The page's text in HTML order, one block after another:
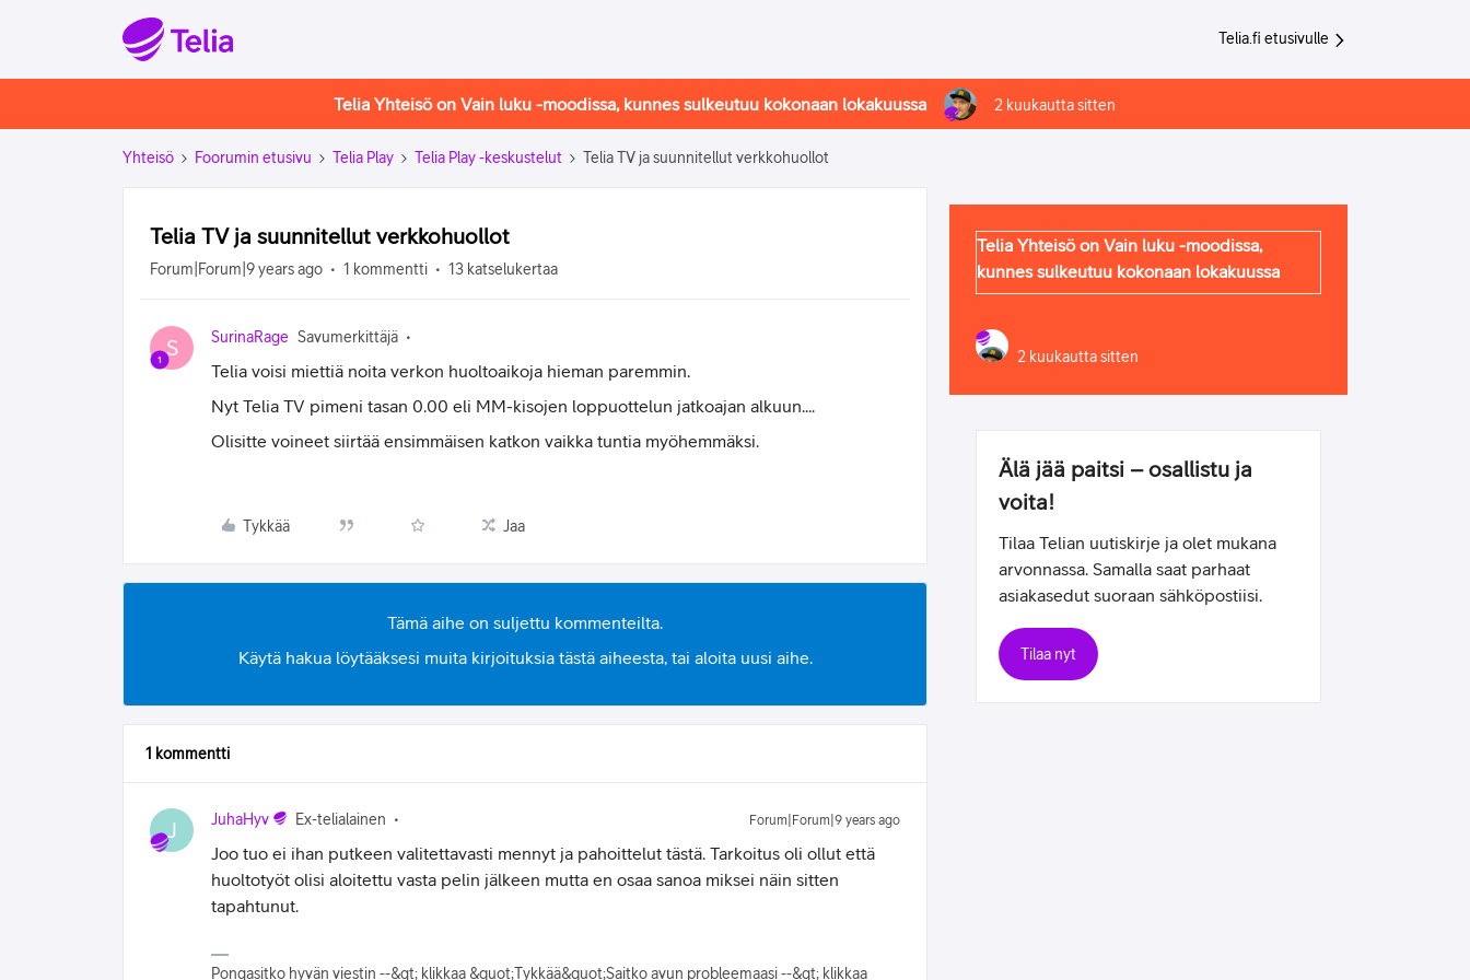
Telia.fi etusivulle
Telia Yhteisö on Vain luku -moodissa, kunnes sulkeutuu kokonaan lokakuussa 2 kuukautta sitten
Yhteisö Foorumin etusivu Telia Play Telia Play -keskustelut Telia TV ja suunnitellut verkkohuollot
Telia TV ja suunnitellut verkkohuollot
Forum|Forum|9 years ago 1 kommentti 13 katselukertaa
S SurinaRage Savumerkittäjä
Telia voisi miettiä noita verkon huoltoaikoja hieman paremmin.
Nyt Telia TV pimeni tasan 0.00 eli MM-kisojen loppuottelun jatkoajan alkuun....
Olisitte voineet siirtää ensimmäisen katkon vaikka tuntia myöhemmäksi.
Tykkää Jaa
Tämä aihe on suljettu kommenteilta.
Käytä hakua löytääksesi muita kirjoituksia tästä aiheesta, tai aloita uusi aihe.
1 kommentti
J JuhaHyv Ex-telialainen Forum|Forum|9 years ago
Joo tuo ei ihan putkeen valitettavasti mennyt ja pahoittelut tästä. Tarkoitus oli ollut että
huoltotyöt olisi aloitettu vasta pelin jälkeen mutta en osaa sanoa miksei näin sitten
tapahtunut.
Pongasitko hyvän viestin --&gt; klikkaa &quot;Tykkää&quot;Saitko avun probleemaasi --&gt; klikkaa
Telia Yhteisö on Vain luku -moodissa,
kunnes sulkeutuu kokonaan lokakuussa
2 kuukautta sitten
Älä jää paitsi – osallistu ja
voita!
Tilaa Telian uutiskirje ja olet mukana
arvonnassa. Samalla saat parhaat
asiakasedut suoraan sähköpostiisi.
Tilaa nyt